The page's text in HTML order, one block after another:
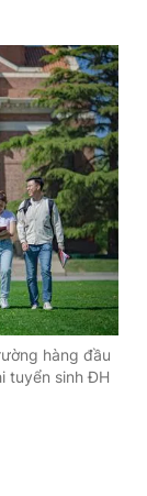
cáo
hàng đầu
tuyển sinh ĐH